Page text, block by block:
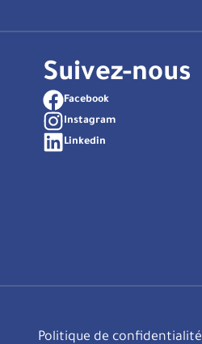
Suivez-nous
Facebook
Instagram
Linkedin
Politique de confidentialité